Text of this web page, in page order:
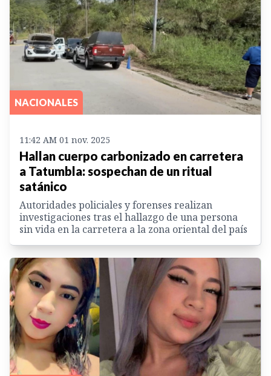
NACIONALES
11:42 AM 01 nov. 2025
Hallan cuerpo carbonizado en carretera
a Tatumbla: sospechan de un ritual
satánico
Autoridades policiales y forenses realizan
investigaciones tras el hallazgo de una persona
sin vida en la carretera a la zona oriental del país